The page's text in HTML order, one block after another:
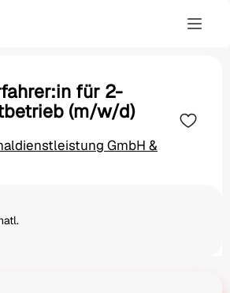
für 2-
(m/w/d)
GmbH &